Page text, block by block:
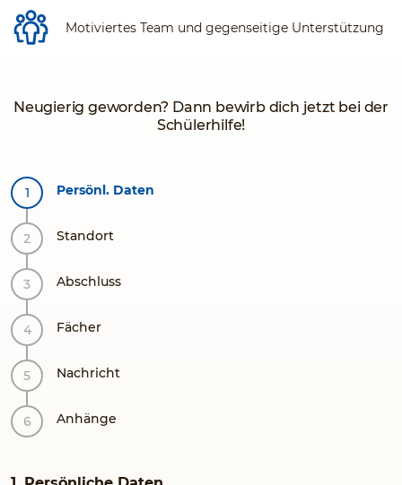
Motiviertes Team und gegenseitige Unterstützung
Neugierig geworden? Dann bewirb dich jetzt bei der
Schülerhilfe!
Persönl. Daten
Standort
Abschluss
Fächer
Nachricht
Anhänge